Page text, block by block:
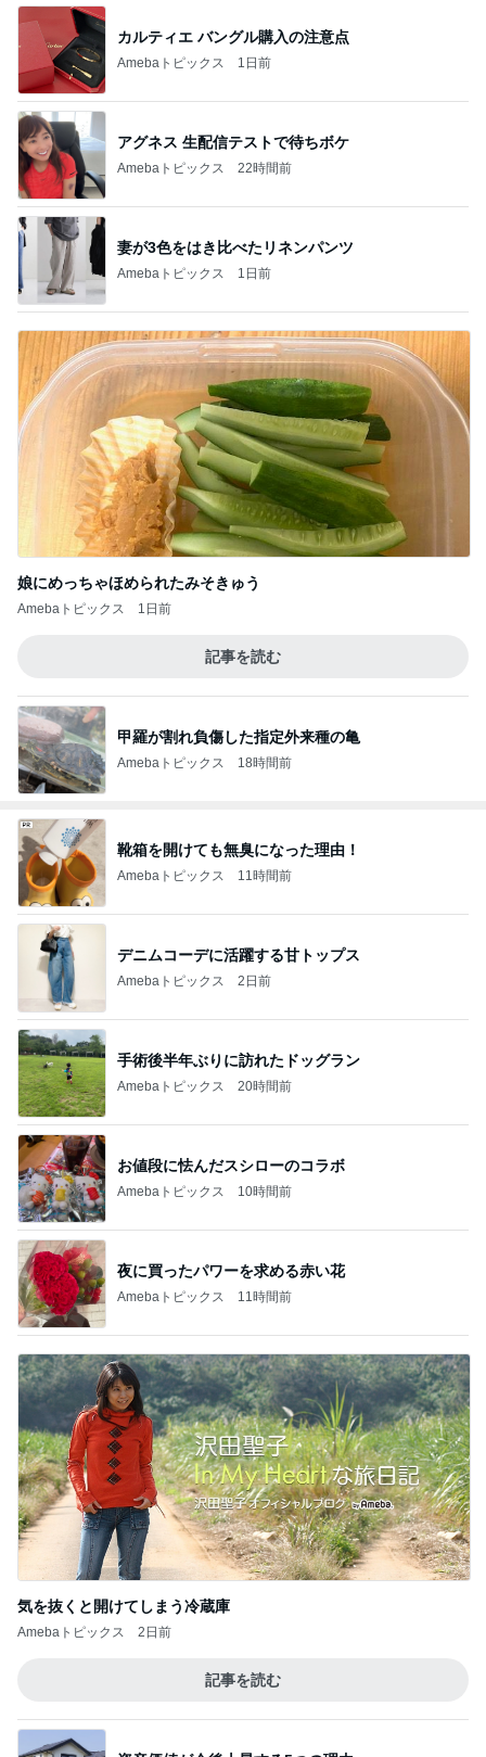
カルティエ バングル購入の注意点
Amebaトピックス 1日前
アグネス 生配信テストで待ちボケ
Amebaトピックス 22時間前
妻が3色をはき比べたリネンパンツ
Amebaトピックス 1日前
娘にめっちゃほめられたみそきゅう
Amebaトピックス 1日前
記事を読む
甲羅が割れ負傷した指定外来種の亀
Amebaトピックス 18時間前
靴箱を開けても無臭になった理由！
Amebaトピックス 11時間前
デニムコーデに活躍する甘トップス
Amebaトピックス 2日前
手術後半年ぶりに訪れたドッグラン
Amebaトピックス 20時間前
お値段に怯んだスシローのコラボ
Amebaトピックス 10時間前
夜に買ったパワーを求める赤い花
Amebaトピックス 11時間前
気を抜くと開けてしまう冷蔵庫
Amebaトピックス 2日前
記事を読む